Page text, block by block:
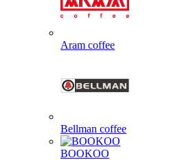
Aram coffee
Bellman coffee
BOOKOO